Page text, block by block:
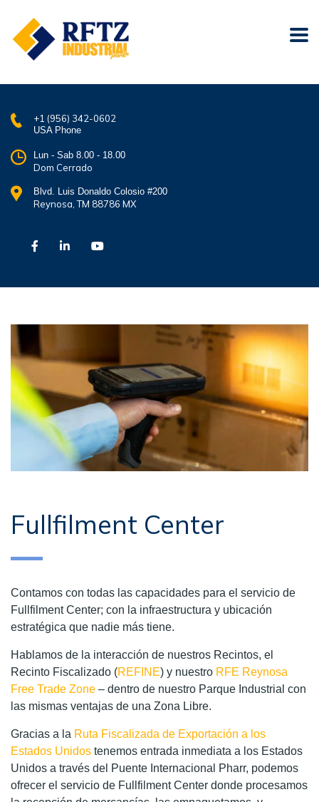
+1 (956) 342-0602
USA Phone
Lun - Sab 8.00 - 18.00
Dom Cerrado
Blvd. Luis Donaldo Colosio #200
Reynosa, TM 88786 MX
Fullfilment Center
Contamos con todas las capacidades para el servicio de
Fullfilment Center; con la infraestructura y ubicación
estratégica que nadie más tiene.
Hablamos de la interacción de nuestros Recintos, el
Recinto Fiscalizado (REFINE) y nuestro RFE Reynosa
Free Trade Zone – dentro de nuestro Parque Industrial con
las mismas ventajas de una Zona Libre.
Gracias a la Ruta Fiscalizada de Exportación a los
Estados Unidos tenemos entrada inmediata a los Estados
Unidos a través del Puente Internacional Pharr, podemos
ofrecer el servicio de Fullfilment Center donde procesamos